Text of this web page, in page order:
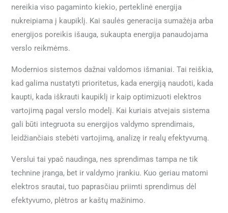
nereikia viso pagaminto kiekio, perteklinė energija
nukreipiama į kaupiklį. Kai saulės generacija sumažėja arba
energijos poreikis išauga, sukaupta energija panaudojama
verslo reikmėms.
Modernios sistemos dažnai valdomos išmaniai. Tai reiškia,
kad galima nustatyti prioritetus, kada energiją naudoti, kada
kaupti, kada iškrauti kaupiklį ir kaip optimizuoti elektros
vartojimą pagal verslo modelį. Kai kuriais atvejais sistema
gali būti integruota su energijos valdymo sprendimais,
leidžiančiais stebėti vartojimą, analizę ir realų efektyvumą.
Verslui tai ypač naudinga, nes sprendimas tampa ne tik
technine įranga, bet ir valdymo įrankiu. Kuo geriau matomi
elektros srautai, tuo paprasčiau priimti sprendimus dėl
efektyvumo, plėtros ar kaštų mažinimo.